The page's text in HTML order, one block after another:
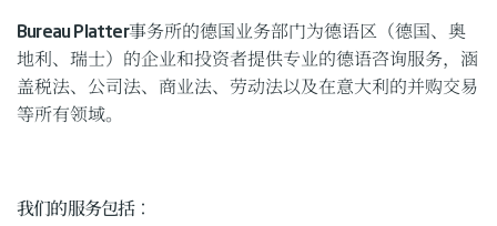
Bureau Platter事务所的德国业务部门为德语区（德国、奥
地利、瑞士）的企业和投资者提供专业的德语咨询服务，涵
盖税法、公司法、商业法、劳动法以及在意大利的并购交易
等所有领域。
我们的服务包括：